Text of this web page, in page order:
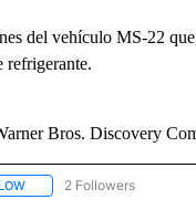
del vehículo MS-22
refrigerante.
Bros. Discovery
FOLLOW "NOTICIAS - CNN"
2 Followers